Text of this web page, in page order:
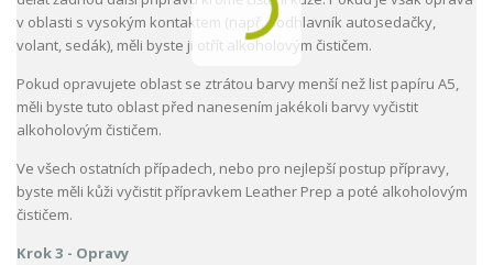
v oblasti s vysokým kontaktem (např. podhlavník autosedačky,
volant, sedák), měli byste ji otřít alkoholovým čističem.
Pokud opravujete oblast se ztrátou barvy menší než list papíru A5,
měli byste tuto oblast před nanesením jakékoli barvy vyčistit
alkoholovým čističem.
Ve všech ostatních případech, nebo pro nejlepší postup přípravy,
byste měli kůži vyčistit přípravkem Leather Prep a poté alkoholovým
čističem.
Krok 3 - Opravy